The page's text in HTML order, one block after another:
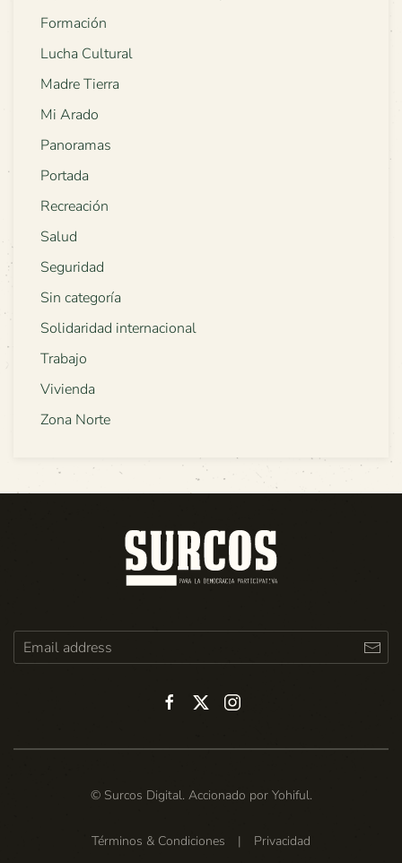
Formación
Lucha Cultural
Madre Tierra
Mi Arado
Panoramas
Portada
Recreación
Salud
Seguridad
Sin categoría
Solidaridad internacional
Trabajo
Vivienda
Zona Norte
© Surcos Digital. Accionado por Yohiful.
Términos & Condiciones | Privacidad